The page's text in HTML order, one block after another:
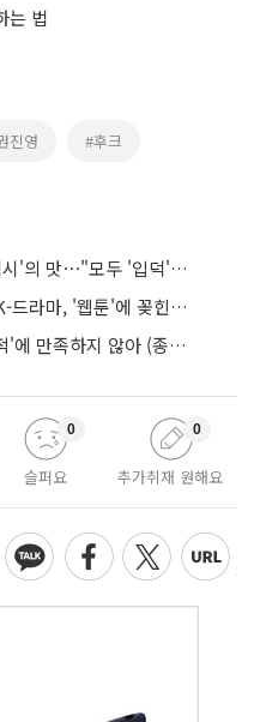
는 법
진영 #후크
나우즈, 올여름 물들일 '제로섹시'의 맛⋯"모두 '입덕'시킬 것"
공효진도, 신민아도 택했다⋯K-드라마, '웹툰'에 꽂힌 이유
키스오브라이프는 '중소의 기적'에 만족하지 않아 (종합)
슬퍼요
0
추가취재 원해요
0